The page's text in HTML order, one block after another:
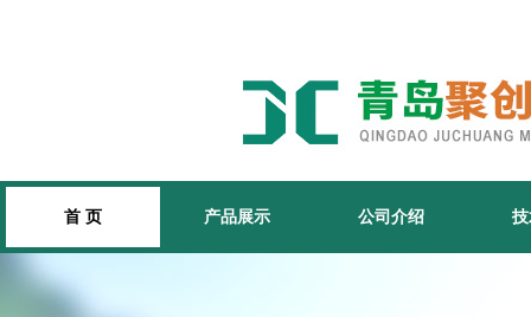
首 页 产品展示 公司介绍